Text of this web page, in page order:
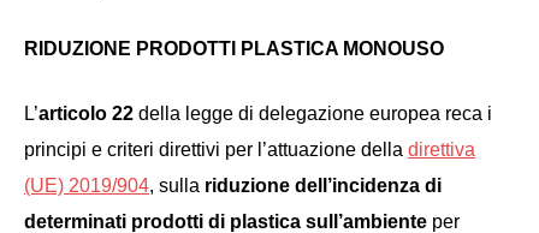
RIDUZIONE PRODOTTI PLASTICA MONOUSO
L’articolo 22 della legge di delegazione europea reca i
principi e criteri direttivi per l’attuazione della direttiva
(UE) 2019/904, sulla riduzione dell’incidenza di
determinati prodotti di plastica sull’ambiente per